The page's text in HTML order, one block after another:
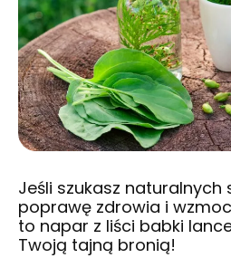
Jeśli szukasz
poprawę zdrowia i
to napar z liści babki
Twoją tajną bronią!